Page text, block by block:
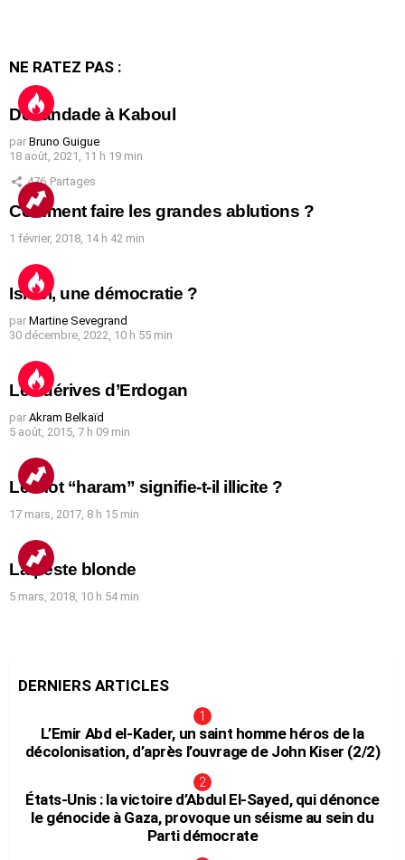
NE RATEZ PAS :
Débandade à Kaboul
par Bruno Guigue
18 août, 2021, 11 h 19 min
476 Partages
Comment faire les grandes ablutions ?
1 février, 2018, 14 h 42 min
Israël, une démocratie ?
par Martine Sevegrand
30 décembre, 2022, 10 h 55 min
Les dérives d’Erdogan
par Akram Belkaïd
5 août, 2015, 7 h 09 min
Le mot “haram” signifie-t-il illicite ?
17 mars, 2017, 8 h 15 min
La peste blonde
5 mars, 2018, 10 h 54 min
DERNIERS ARTICLES
L’Emir Abd el-Kader, un saint homme héros de la
décolonisation, d’après l’ouvrage de John Kiser (2/2)
États-Unis : la victoire d’Abdul El-Sayed, qui dénonce
le génocide à Gaza, provoque un séisme au sein du
Parti démocrate